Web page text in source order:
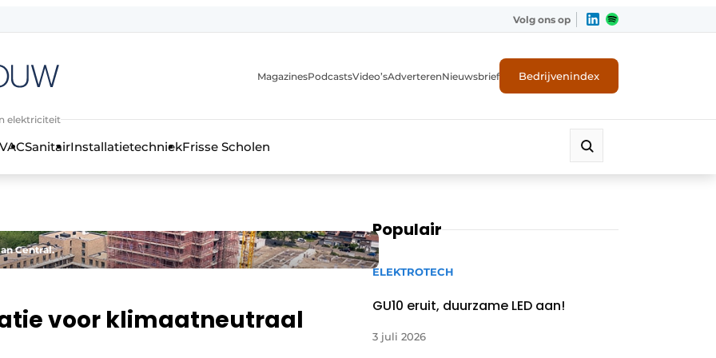
Volg ons op
elektriciteit
MagazinesPodcastsVideo’sAdverterenNieuwsbrief Bedrijvenindex
SanitairInstallatietechniekFrisse Scholen
Central.
voor klimaatneutraal
Populair
ELEKTROTECH
GU10 eruit, duurzame LED aan!
3 juli 2026